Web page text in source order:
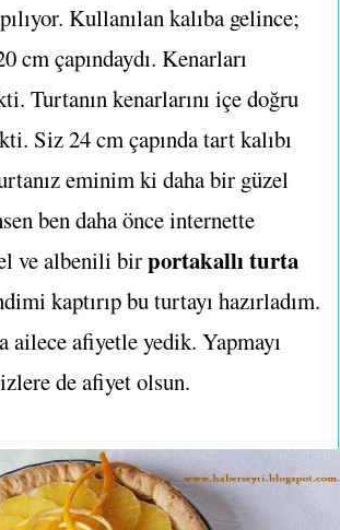
Kullanılan kalıba gelince;
cm çapındaydı. Kenarları
Turtanın kenarlarını içe doğru
Siz 24 cm çapında tart kalıbı
z eminim ki daha bir güzel
ben daha önce internette
ve albenili birportakallı turta
kaptırıp bu turtayı hazırladım.
ailece afiyetle yedik. Yapmayı
de afiyet olsun.